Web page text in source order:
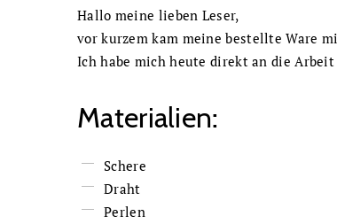
Hallo meine lieben Leser,
vor kurzem kam meine bestellte Ware
Ich habe mich heute direkt an die
Materialien:
Schere
Draht
Perlen